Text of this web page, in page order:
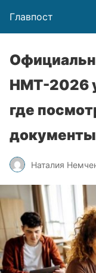
Главпост
НМТ-2026
где
документы
Наталия